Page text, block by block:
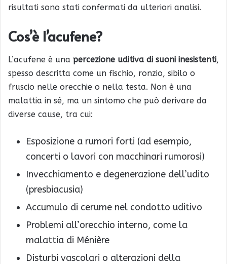
risultati sono stati confermati da ulteriori analisi.
Cos’è l’acufene?
L’acufene è una percezione uditiva di suoni inesistenti,
spesso descritta come un fischio, ronzio, sibilo o
fruscio nelle orecchie o nella testa. Non è una
malattia in sé, ma un sintomo che può derivare da
diverse cause, tra cui:
Esposizione a rumori forti (ad esempio,
concerti o lavori con macchinari rumorosi)
Invecchiamento e degenerazione dell’udito
(presbiacusia)
Accumulo di cerume nel condotto uditivo
Problemi all’orecchio interno, come la
malattia di Ménière
Disturbi vascolari o alterazioni della